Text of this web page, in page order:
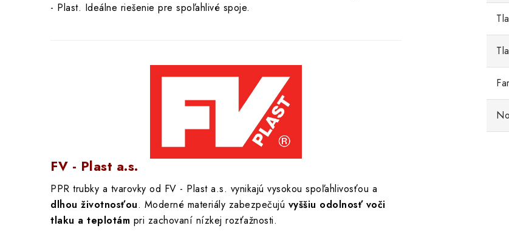
- Plast. Ideálne riešenie pre spoľahlivé spoje.
FV - Plast a.s.
PPR trubky a tvarovky od FV - Plast a.s. vynikajú vysokou spoľahlivosťou a
dlhou životnosťou. Moderné materiály zabezpečujú vyššiu odolnosť voči
tlaku a teplotám pri zachovaní nízkej rozťažnosti.